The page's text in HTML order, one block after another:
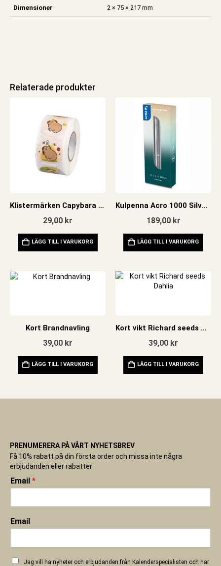
Dimensioner 2 × 75 × 217 mm
Relaterade produkter
Klistermärken Capybara rulle
29,00 kr
LÄGG TILL I VARUKORG
Kulpenna Acro 1000 Silver med presentask
189,00 kr
LÄGG TILL I VARUKORG
Kort Brandnavling
39,00 kr
LÄGG TILL I VARUKORG
Kort vikt Richard seeds Dahlia
39,00 kr
LÄGG TILL I VARUKORG
PRENUMERERA PÅ VÅRT NYHETSBREV
Få 10% rabatt på din första order och missa inte några
erbjudanden eller rabatter
Email *
Email
Jag vill ha nyheter och erbjudanden från Kalenderspecialisten och har